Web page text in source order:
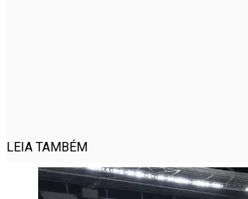
LEIA TAMBÉM